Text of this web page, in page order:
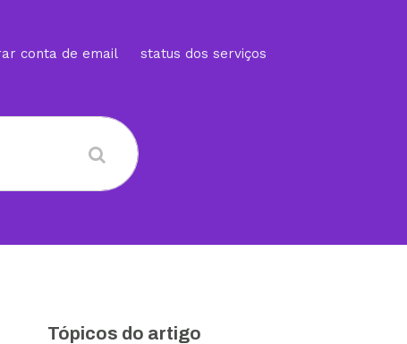
conta de email status dos serviços
Tópicos do artigo